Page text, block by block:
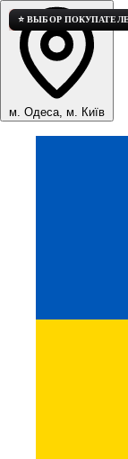
м. Одеса, м. Київ
⚡ БЕСПЛАТНАЯ
⭐ ВЫБОР